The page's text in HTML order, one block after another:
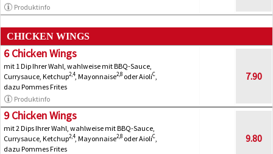
Produktinfo
CHICKEN WINGS
6 Chicken Wings
mit 1 Dip Ihrer Wahl, wahlweise mit BBQ-Sauce,
Currysauce, Ketchup2,4, Mayonnaise2,8 oder AioliC
dazu Pommes Frites
Produktinfo
7.90
9 Chicken Wings
mit 2 Dips Ihrer Wahl, wahlweise mit BBQ-Sauce,
Currysauce, Ketchup2,4, Mayonnaise2,8 oder AioliC
dazu Pommes Frites
9.80